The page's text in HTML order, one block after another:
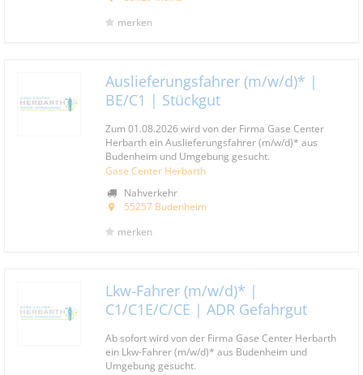
merken
Auslieferungsfahrer (m/w/d)* |
BE/C1 | Stückgut
Zum 01.08.2026 wird von der Firma Gase Center
Herbarth ein Auslieferungsfahrer (m/w/d)* aus
Budenheim und Umgebung gesucht.
Gase Center Herbarth
Nahverkehr
55257 Budenheim
merken
Lkw-Fahrer (m/w/d)* |
C1/C1E/C/CE | ADR Gefahrgut
Ab sofort wird von der Firma Gase Center Herbarth
ein Lkw-Fahrer (m/w/d)* aus Budenheim und
Umgebung gesucht.